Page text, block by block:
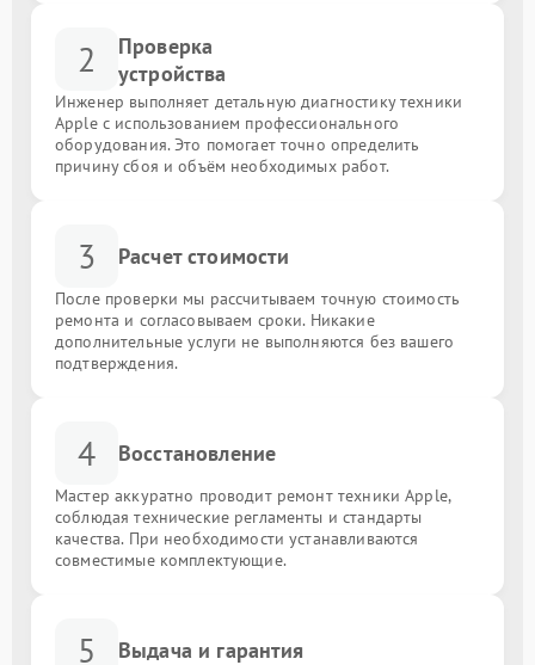
2
Проверка
устройства
Инженер выполняет детальную диагностику техники
Apple с использованием профессионального
оборудования. Это помогает точно определить
причину сбоя и объём необходимых работ.
3 Расчет стоимости
После проверки мы рассчитываем точную стоимость
ремонта и согласовываем сроки. Никакие
дополнительные услуги не выполняются без вашего
подтверждения.
4 Восстановление
Мастер аккуратно проводит ремонт техники Apple,
соблюдая технические регламенты и стандарты
качества. При необходимости устанавливаются
совместимые комплектующие.
5 Выдача и гарантия